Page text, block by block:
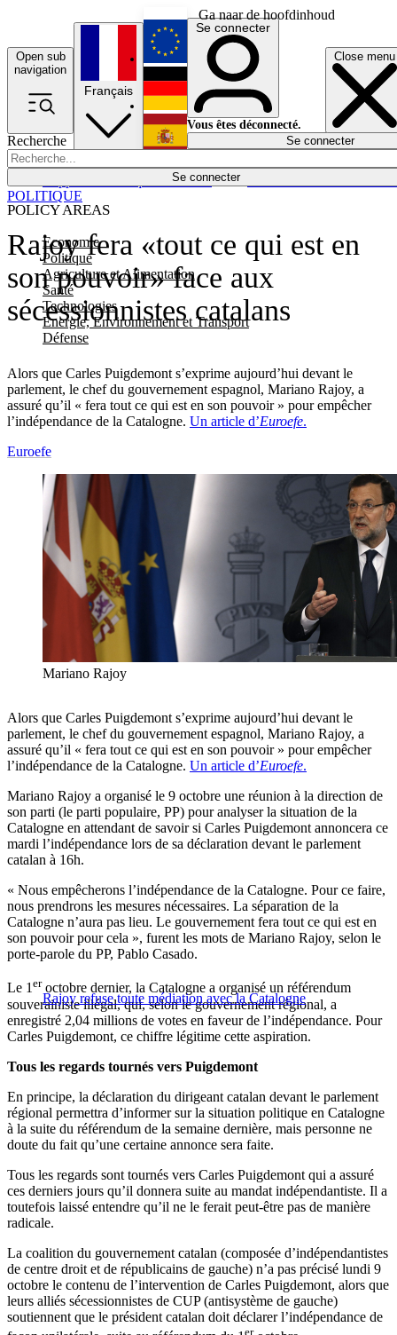
Ga naar de hoofdinhoud
Open sub
navigation
Close menu
Recherche
Se connecter
POLICY AREAS
Economie
Politique
Agriculture et Alimentation
Santé
Technologies
Energie, Environnement et Transport
Défense
Économie
Français
English
Deutsch
Español
Se connecter
Vous êtes déconnecté.
Se connecter
Rajoy fera «tout ce qui est en
son pouvoir» face aux
sécessionnistes catalans
Alors que Carles Puigdemont s’exprime aujourd’hui devant le
parlement, le chef du gouvernement espagnol, Mariano Rajoy, a
assuré qu’il « fera tout ce qui est en son pouvoir » pour empêcher
l’indépendance de la Catalogne. Un article d’Euroefe.
POLITIQUE
Euroefe
Mariano Rajoy
Alors que Carles Puigdemont s’exprime aujourd’hui devant le
parlement, le chef du gouvernement espagnol, Mariano Rajoy, a
assuré qu’il « fera tout ce qui est en son pouvoir » pour empêcher
l’indépendance de la Catalogne. Un article d’Euroefe.
Mariano Rajoy a organisé le 9 octobre une réunion à la direction de
son parti (le parti populaire, PP) pour analyser la situation de la
Catalogne en attendant de savoir si Carles Puigdemont annoncera ce
mardi l’indépendance lors de sa déclaration devant le parlement
catalan à 16h.
« Nous empêcherons l’indépendance de la Catalogne. Pour ce faire,
nous prendrons les mesures nécessaires. La séparation de la
Catalogne n’aura pas lieu. Le gouvernement fera tout ce qui est en
son pouvoir pour cela », furent les mots de Mariano Rajoy, selon le
porte-parole du PP, Pablo Casado.
Rajoy refuse toute médiation avec la Catalogne
Le 1eroctobre dernier, la Catalogne a organisé un référendum
souverainiste illégal, qui, selon le gouvernement régional, a
enregistré 2,04 millions de votes en faveur de l’indépendance. Pour
Carles Puigdemont, ce chiffre légitime cette aspiration.
Tous les regards tournés vers Puigdemont
En principe, la déclaration du dirigeant catalan devant le parlement
régional permettra d’informer sur la situation politique en Catalogne
à la suite du référendum de la semaine dernière, mais personne ne
doute du fait qu’une certaine annonce sera faite.
Tous les regards sont tournés vers Carles Puigdemont qui a assuré
ces derniers jours qu’il donnera suite au mandat indépendantiste. Il a
toutefois laissé entendre qu’il ne le ferait peut-être pas de manière
radicale.
La coalition du gouvernement catalan (composée d’indépendantistes
de centre droit et de républicains de gauche) n’a pas précisé lundi 9
octobre le contenu de l’intervention de Carles Puigdemont, alors que
leurs alliés sécessionnistes de CUP (antisystème de gauche)
soutiennent que le président catalan doit déclarer l’indépendance de
er